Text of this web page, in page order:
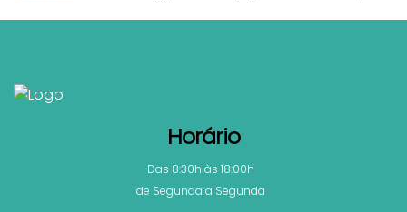
Terreno:300.00m², Fundos:15.00m, Frente:15.00m,
Lado
Horário
Das 8:30h às 18:00h
de Segunda a Segunda